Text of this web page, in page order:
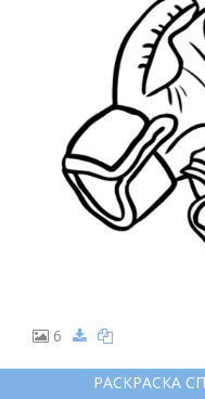
6
РАСКРАСКА